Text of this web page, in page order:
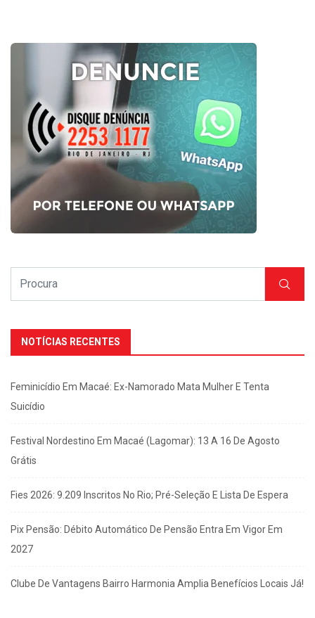
NOTÍCIAS RECENTES
Feminicídio Em Macaé: Ex-Namorado Mata Mulher E Tenta
Suicídio
Festival Nordestino Em Macaé (Lagomar): 13 A 16 De Agosto
Grátis
Fies 2026: 9.209 Inscritos No Rio; Pré-Seleção E Lista De Espera
Pix Pensão: Débito Automático De Pensão Entra Em Vigor Em
2027
Clube De Vantagens Bairro Harmonia Amplia Benefícios Locais Já!